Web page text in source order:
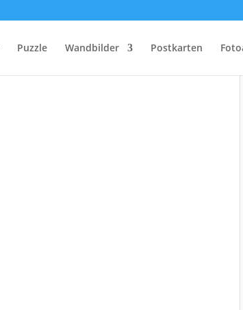
Puzzle Wandbilder Postkarten
Start/Shop/Alu-Dibond/ Alu-Dibond